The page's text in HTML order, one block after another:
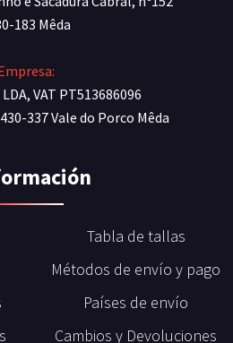
183 Mêda
VAT PT513686096
337 Vale do Porco Mêda
Tabla de tallas
Métodos de envío y pago
Países de envío
Cambios y Devoluciones